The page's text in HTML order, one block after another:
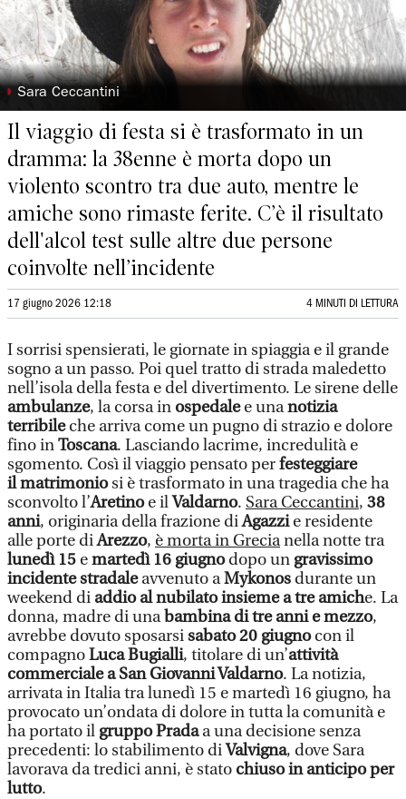
◗ Sara Ceccantini
Il viaggio di festa si è trasformato in un
dramma: la 38enne è morta dopo un
violento scontro tra due auto, mentre le
amiche sono rimaste ferite. C’è il risultato
dell'alcol test sulle altre due persone
coinvolte nell’incidente
17 giugno 2026 12:18 4 MINUTI DI LETTURA
I sorrisi spensierati, le giornate in spiaggia e il grande
sogno a un passo. Poi quel tratto di strada maledetto
nell’isola della festa e del divertimento. Le sirene delle
ambulanze, la corsa in ospedalee unanotizia
terribileche arriva come un pugno di strazio e dolore
fino inToscana. Lasciando lacrime, incredulità e
sgomento. Così il viaggio pensato perfesteggiare
il matrimoniosi è trasformato in una tragedia che ha
sconvolto l’Aretinoe ilValdarno. Sara Ceccantini, 38
anni, originaria della frazione diAgazzie residente
alle porte diArezzo, è morta in Grecianella notte tra
lunedì 15 emartedì 16 giugnodopo un gravissimo
incidente stradaleavvenuto aMykonos durante un
weekend di addio al nubilato insieme a tre amiche. La
donna, madre di unabambina di tre anni e mezzo,
avrebbe dovuto sposarsisabato 20 giugnocon il
compagnoLuca Bugialli, titolare di un’attività
commerciale a San Giovanni Valdarno. La notizia,
arrivata in Italia tra lunedì 15 e martedì 16 giugno, ha
provocato un’ondata di dolore in tutta la comunità e
ha portato il gruppo Pradaa una decisione senza
precedenti: lo stabilimento diValvigna, dove Sara
lavorava da tredici anni, è stato chiuso in anticipo per
lutto.